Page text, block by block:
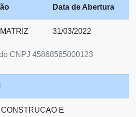
CNPJ 45868565000123
Data de Abertura
31/03/2022
E